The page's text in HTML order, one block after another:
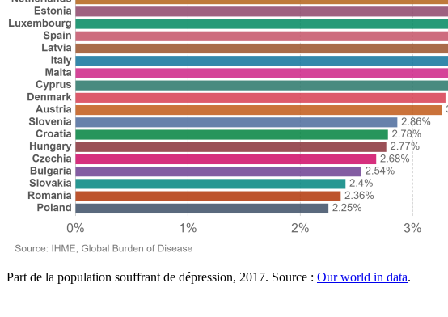
Part de la population souffrant de dépression, 2017. Source : Our world in data.